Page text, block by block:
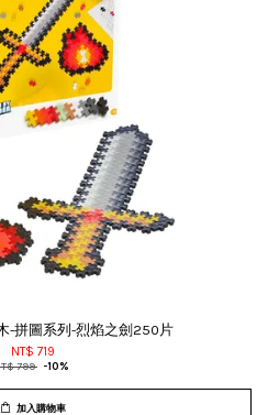
-拼圖系列-烈焰之劍250片
NT$ 719
799 -10%
加入購物車